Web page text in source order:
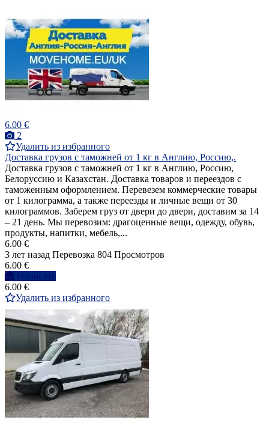
6.00 €
2
Удалить из избранного
Доставка грузов с таможней от 1 кг в Англию, Россию,.
Доставка грузов с таможней от 1 кг в Англию, Россию,
Белоруссию и Казахстан. Доставка товаров и переездов с
таможенным оформлением. Перевезем коммерческие товары
от 1 килограмма, а также переезды и личные вещи от 30
килограммов. Заберем груз от двери до двери, доставим за 14
– 21 день. Мы перевозим: драгоценные вещи, одежду, обувь,
продукты, напитки, мебель,...
6.00 €
3 лет назад Перевозка 804 Просмотров
6.00 €
Написать
6.00 €
Удалить из избранного